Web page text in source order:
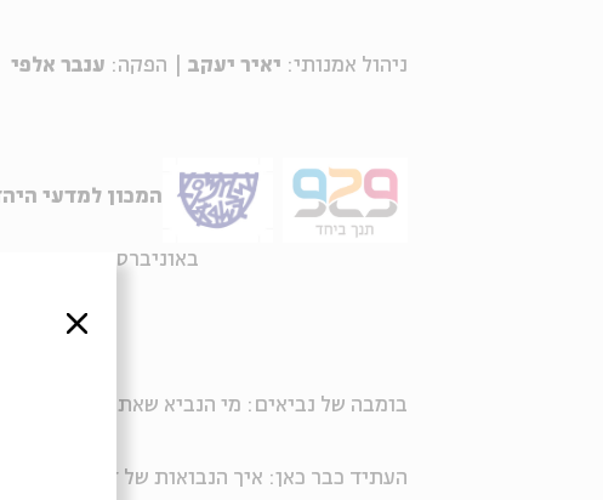
ניהול אמנותי: יאיר יעקב | הפקה: ענבר אלפי
המכון למדעי
באוניברסיטה העברית
בומבה של נביאים: מי הנביא שאתה אוהב?
העתיד כבר כאן: איך הנבואות של דוד אבידן
סגור